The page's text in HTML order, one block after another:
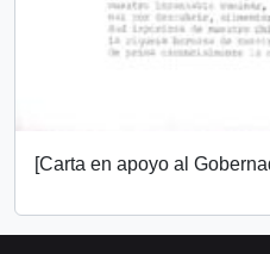
[Carta en apoyo al